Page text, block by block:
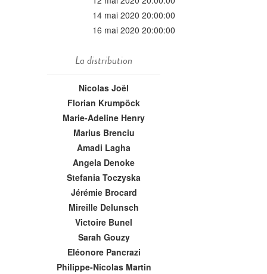
14 mai 2020 20:00:00
16 mai 2020 20:00:00
La distribution
Nicolas Joël
Florian Krumpöck
Marie-Adeline Henry
Marius Brenciu
Amadi Lagha
Angela Denoke
Stefania Toczyska
Jérémie Brocard
Mireille Delunsch
Victoire Bunel
Sarah Gouzy
Eléonore Pancrazi
Philippe-Nicolas Martin